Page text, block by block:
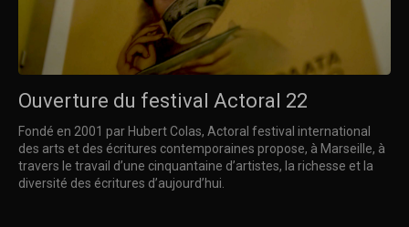
Ouverture du festival Actoral 22
Fondé en 2001 par Hubert Colas, Actoral festival international
des arts et des écritures contemporaines propose, à Marseille, à
travers le travail d’une cinquantaine d’artistes, la richesse et la
diversité des écritures d’aujourd’hui.